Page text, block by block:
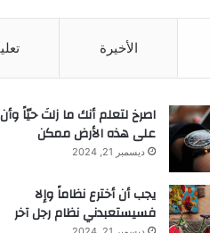
الأخيرة
‫اصرخ لتعلم أنك ما زلتَ حيّاً
على هذه الأرض ممكن
ديسمبر 21, 2024
يجب أن أخترع نظاماً وإلا
فسيستعبدني نظام رجل آخر